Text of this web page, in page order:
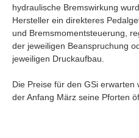
hydraulische Bremswirkung
Hersteller ein direkteres
und Bremsmomentsteuerung,
der jeweiligen Beanspruchung
jeweiligen Druckaufbau.
Die Preise für den GSi erwarten
der Anfang März seine Pforten